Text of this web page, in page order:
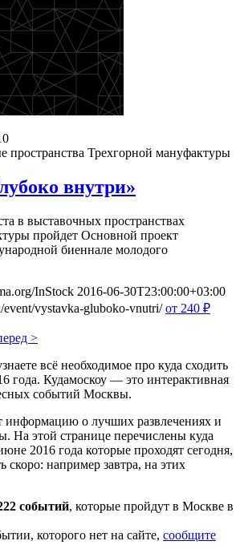
пространства Трехгорной мануфактуры
внутри»
в выставочных пространствах
пройдет Основной проект
биеннале молодого
InStock 2016-06-30T23:00:00+03:00
event/vystavka-gluboko-vnutri/ от 240 ₽
>
всё необходимое про куда сходить
года. Кудамоскоу — это интерактивная
событий Москвы.
информацию о лучших развлечениях и
На этой странице перечислены куда
2016 года которые проходят сегодня,
скоро: например завтра, на этих
событий, которые пройдут в Москве в
которого нет на сайте, сообщите